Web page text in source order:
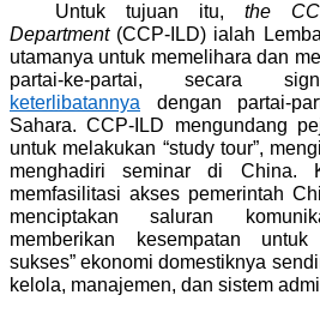
Untuk tujuan itu, the
Department(CCP-ILD) ialah
utamanya untuk memelihara dan
partai-ke-partai, secara
keterlibatannya dengan partai-
Sahara. CCP-ILD mengundang
untuk melakukan “study tour”,
menghadiri seminar di China.
memfasilitasi akses pemerintah
menciptakan saluran
memberikan kesempatan untuk
sukses” ekonomi domestiknya
kelola, manajemen, dan sistem